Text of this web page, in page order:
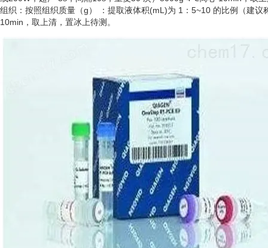
组织：按照组织质量（g） ：提取液体积(mL)为 1：5~10 的比例（建
10min，取上清，置冰上待测。